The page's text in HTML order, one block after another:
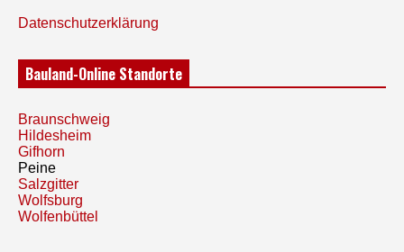
Datenschutzerklärung
Bauland-Online Standorte
Braunschweig
Hildesheim
Gifhorn
Peine
Salzgitter
Wolfsburg
Wolfenbüttel